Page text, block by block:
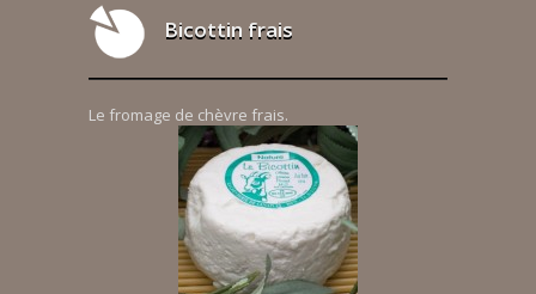
Bicottin frais
Le fromage de chèvre frais.